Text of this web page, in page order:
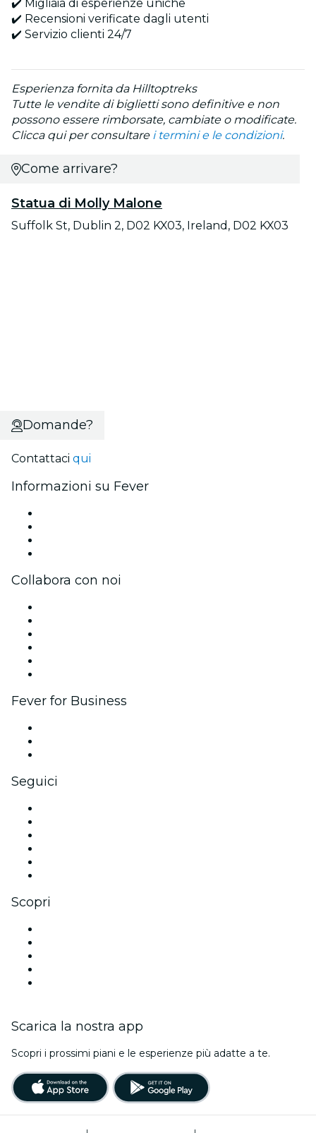
✔️ Migliaia di esperienze uniche
✔️ Recensioni verificate dagli utenti
✔️ Servizio clienti 24/7
Esperienza fornita da Hilltoptreks
Tutte le vendite di biglietti sono definitive e non
possono essere rimborsate, cambiate o modificate.
Clicca qui per consultare i termini e le condizioni.
Come arrivare?
Statua di Molly Malone
Suffolk St, Dublin 2, D02 KX03, Ireland, D02 KX03
Domande?
Contattaci qui
Informazioni su Fever
Collabora con noi
Fever for Business
Seguici
Scopri
Scarica la nostra app
Scopri i prossimi piani e le esperienze più adatte a te.